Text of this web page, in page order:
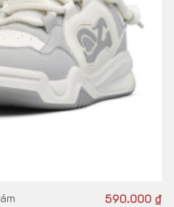
590.000 ₫